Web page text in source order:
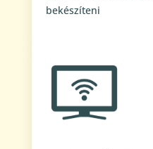
bekészíteni